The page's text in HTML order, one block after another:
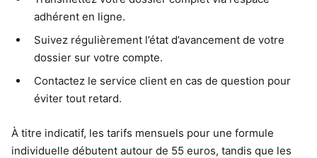
adhérent en ligne.
Suivez régulièrement l’état d’avancement de votre
dossier sur votre compte.
Contactez le service client en cas de question pour
éviter tout retard.
À titre indicatif, les tarifs mensuels pour une formule
individuelle débutent autour de 55 euros, tandis que les